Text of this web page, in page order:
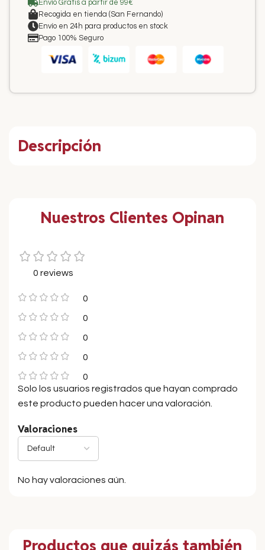
Envío Gratis a partir de 99€
Recogida en tienda (San Fernando)
Envío en 24h para productos en stock
Pago 100% Seguro
Descripción
Nuestros Clientes Opinan
0 reviews
0
0
0
0
0
Valoraciones
No hay valoraciones aún.
Solo los usuarios registrados que hayan comprado
este producto pueden hacer una valoración.
Productos que quizás también